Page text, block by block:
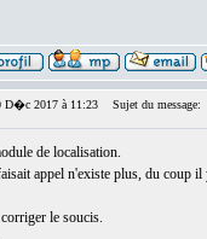
2017 à 11:23 Sujet du message:
de localisation.
appel n'existe plus, du coup il
le soucis.